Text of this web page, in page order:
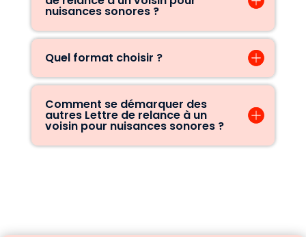
nuisances sonores ?
Quel format choisir ?
Comment se démarquer des
autres Lettre de relance à un
voisin pour nuisances sonores ?